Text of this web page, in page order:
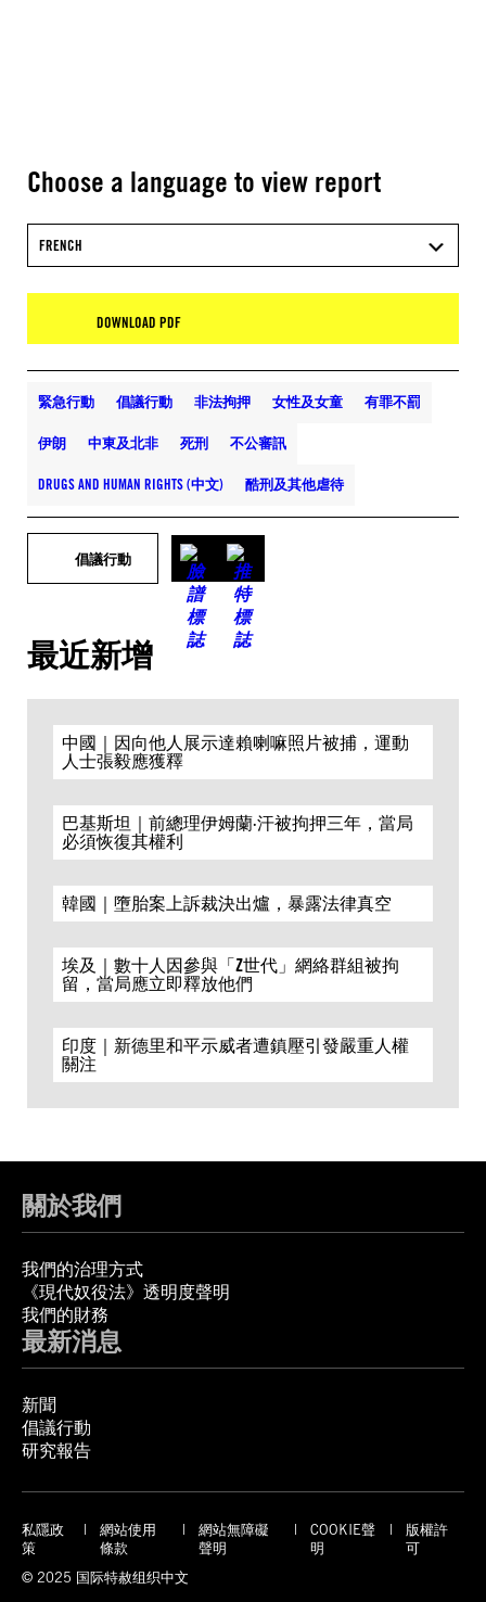
Choose a language to view report
FRENCH
DOWNLOAD PDF
緊急行動 倡議行動 非法拘押 女性及女童 有罪不罰
伊朗 中東及北非 死刑 不公審訊
DRUGS AND HUMAN RIGHTS (中文) 酷刑及其他虐待
倡議行動
最近新增
中國｜因向他人展示達賴喇嘛照片被捕，運動
人士張毅應獲釋
巴基斯坦｜前總理伊姆蘭·汗被拘押三年，當局
必須恢復其權利
韓國｜墮胎案上訴裁決出爐，暴露法律真空
埃及｜數十人因參與「Z世代」網絡群組被拘
留，當局應立即釋放他們
印度｜新德里和平示威者遭鎮壓引發嚴重人權
關注
關於我們
我們的治理方式
《現代奴役法》透明度聲明
我們的財務
最新消息
新聞
倡議行動
研究報告
私隱政
策
網站使用
條款
網站無障礙
聲明
COOKIE聲
明
版權許
可
© 2025 国际特赦组织中文